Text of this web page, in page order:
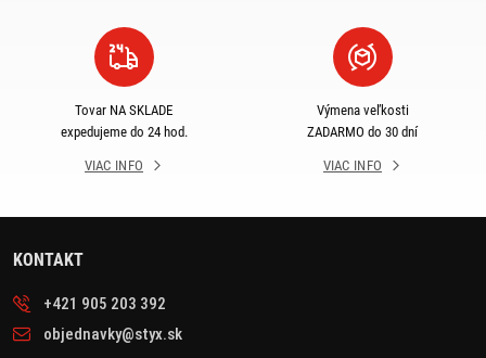
Tovar NA SKLADE
expedujeme do 24 hod.
VIAC INFO
Výmena veľkosti
ZADARMO do 30 dní
VIAC INFO
KONTAKT
+421 905 203 392
objednavky@styx.sk